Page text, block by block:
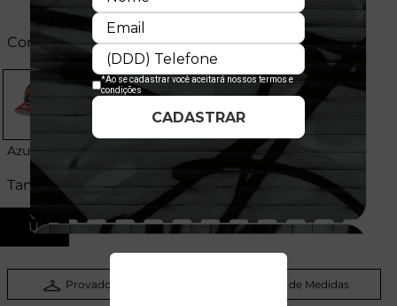
Cores:
Azul
Tamanhos:
U
Provador Virtual Tabela de Medidas